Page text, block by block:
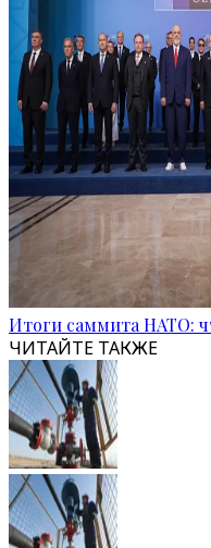
Итоги саммита НАТО:
ЧИТАЙТЕ ТАКЖЕ